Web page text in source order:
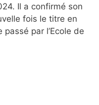
Il a confirmé son
fois le titre en
par l’Ecole de